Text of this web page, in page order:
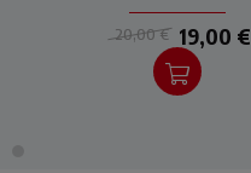
fiducia nel bene.
20,00 € 19,00 €